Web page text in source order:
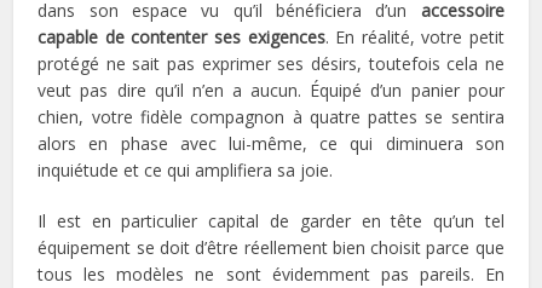
dans son espace vu qu’il bénéficiera d’un accessoire
capable de contenter ses exigences. En réalité, votre petit
protégé ne sait pas exprimer ses désirs, toutefois cela ne
veut pas dire qu’il n’en a aucun. Équipé d’un panier pour
chien, votre fidèle compagnon à quatre pattes se sentira
alors en phase avec lui-même, ce qui diminuera son
inquiétude et ce qui amplifiera sa joie.
Il est en particulier capital de garder en tête qu’un tel
équipement se doit d’être réellement bien choisit parce que
tous les modèles ne sont évidemment pas pareils. En